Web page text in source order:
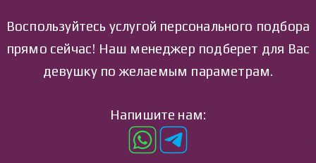
Воспользуйтесь услугой персонального подбора
прямо сейчас! Наш менеджер подберет для Вас
девушку по желаемым параметрам.
Напишите нам: